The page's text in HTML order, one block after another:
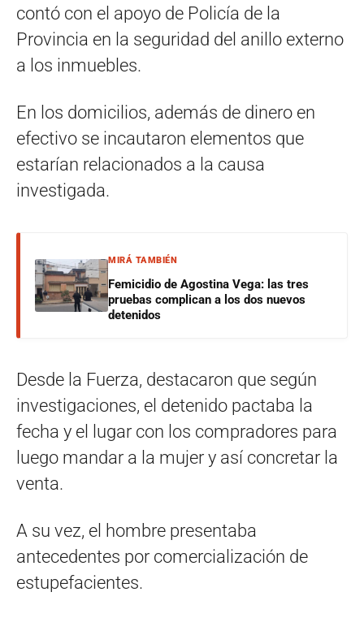
contó con el apoyo de Policía de la
Provincia en la seguridad del anillo externo
a los inmuebles.
En los domicilios, además de dinero en
efectivo se incautaron elementos que
estarían relacionados a la causa
investigada.
MIRÁ TAMBIÉN
Femicidio de Agostina Vega: las tres
pruebas complican a los dos nuevos
detenidos
Desde la Fuerza, destacaron que según
investigaciones, el detenido pactaba la
fecha y el lugar con los compradores para
luego mandar a la mujer y así concretar la
venta.
A su vez, el hombre presentaba
antecedentes por comercialización de
estupefacientes.